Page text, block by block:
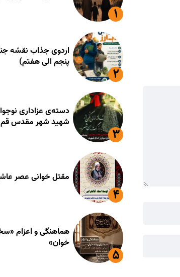
اردوی جذاب نقشه
پنجم الی هفتم)
دسته‌ی عزاداری
شهید شهر مقدس قم
مقتل خوانی عصر
هماهنگی و اعزام
خوان»